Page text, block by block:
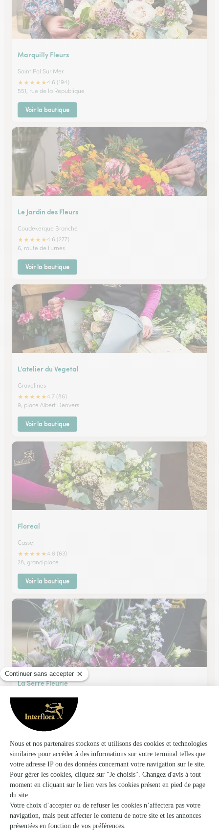
Marquilly Fleurs
Saint Pol Sur Mer
★★★★★4.6 (194)
551, rue de la Republique
Voir la boutique
Le Jardin des Fleurs
Coudekerque Branche
★★★★★4.6 (277)
6, route de Furnes
Voir la boutique
L’atelier du Vegetal
Gravelines
★★★★★4.7 (86)
9, place Albert Denvers
Voir la boutique
Floreal
Cassel
★★★★★4.8 (63)
28, grand place
Voir la boutique
La Serre Fleurie
Leffrinckoucke
★4.6 (243)
2, rue Jules Deswarte